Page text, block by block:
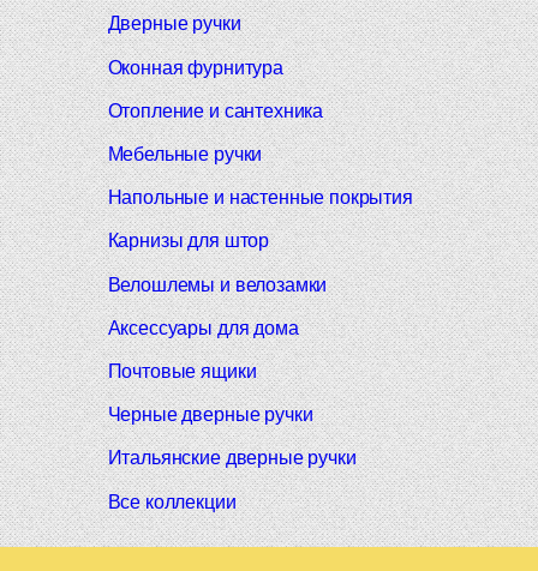
Дверные ручки
Оконная фурнитура
Отопление и сантехника
Мебельные ручки
Напольные и настенные покрытия
Карнизы для штор
Велошлемы и велозамки
Аксессуары для дома
Почтовые ящики
Черные дверные ручки
Итальянские дверные ручки
Все коллекции